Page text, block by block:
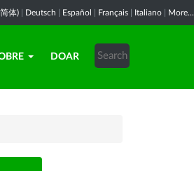
体) Deutsch Español Français Italiano More...
DOAR